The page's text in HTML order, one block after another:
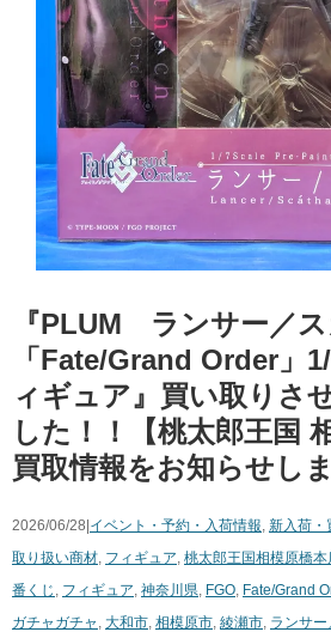
『PLUM ランサー／
「Fate/Grand Order」
ィギュア』買い取りさ
した！！【桃太郎王国
買取情報をお知らせしま
2026/06/28| イベント・予約・入荷情報, 新入荷・
取り扱い商材, フィギュア, 桃太郎王国相模原橋
番くじ , フィギュア, 神奈川県, FGO, Fate/Grand
ガチャガチャ , 大和市, 相模原市, 綾瀬市, ランサ